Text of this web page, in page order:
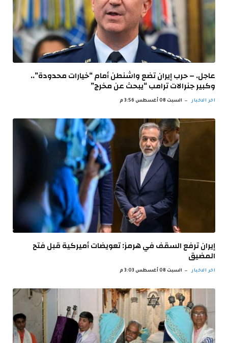
عاجل. – حرب إيران تضع واشنطن أمام “خيارات محدودة”..
وكبير جنرالات ترامب “يبحث عن مخرج”
اخر الاخبار السبت 08 أغسطس 3:56 م
إيران ترفع السقف في هرمز: تعويضات أميركية قبل فتح
المضيق
اخر الاخبار السبت 08 أغسطس 3:03 م